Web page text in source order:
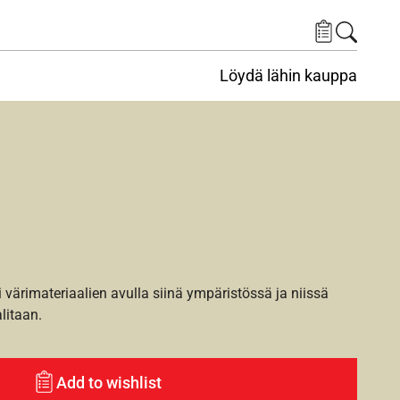
Löydä lähin kauppa
avulla siinä ympäristössä ja niissä
Add to wishlist